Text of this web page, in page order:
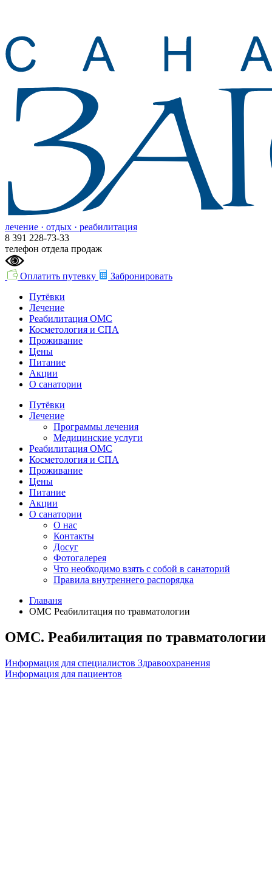
лечение · отдых · реабилитация
8 391 228-73-33
телефон отдела продаж
Оплатить путевку
Забронировать
Путёвки
Лечение
Реабилитация ОМС
Косметология и СПА
Проживание
Цены
Питание
Акции
О санатории
Путёвки
Лечение
Программы лечения
Медицинские услуги
Реабилитация ОМС
Косметология и СПА
Проживание
Цены
Питание
Акции
О санатории
О нас
Контакты
Досуг
Фотогалерея
Что необходимо взять с собой в санаторий
Правила внутреннего распорядка
Главаня
ОМС Реабилитация по травматологии
ОМС. Реабилитация по травматологии
Информация для специалистов Здравоохранения
Информация для пациентов